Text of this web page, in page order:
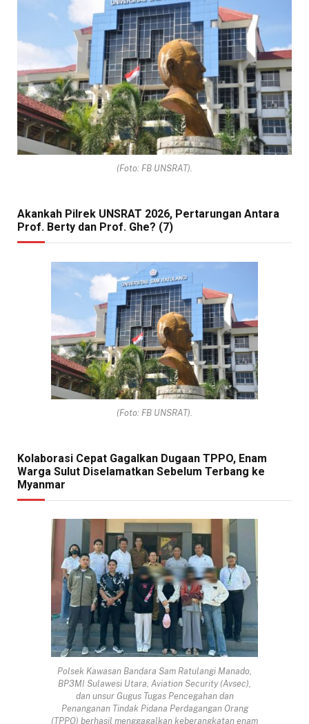
(Foto: FB UNSRAT).
Akankah Pilrek UNSRAT 2026, Pertarungan Antara
Prof. Berty dan Prof. Ghe? (7)
(Foto: FB UNSRAT).
Kolaborasi Cepat Gagalkan Dugaan TPPO, Enam
Warga Sulut Diselamatkan Sebelum Terbang ke
Myanmar
Polsek Kawasan Bandara Sam Ratulangi Manado,
BP3MI Sulawesi Utara, Aviation Security (Avsec),
dan unsur Gugus Tugas Pencegahan dan
Penanganan Tindak Pidana Perdagangan Orang
(TPPO) berhasil menggagalkan keberangkatan enam